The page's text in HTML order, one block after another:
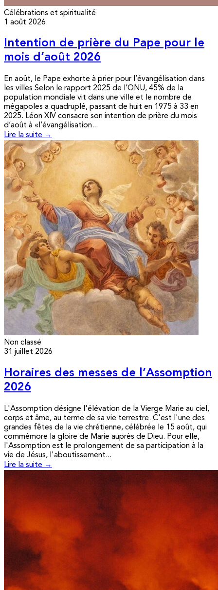
Célébrations et spiritualité
1 août 2026
Intention de prière du Pape pour le
mois d’août 2026
En août, le Pape exhorte à prier pour l’évangélisation dans
les villes Selon le rapport 2025 de l’ONU, 45% de la
population mondiale vit dans une ville et le nombre de
mégapoles a quadruplé, passant de huit en 1975 à 33 en
2025. Léon XIV consacre son intention de prière du mois
d’août à «l’évangélisation...
Lire la suite →
Non classé
31 juillet 2026
Horaires des messes de l’Assomption
2026
L'Assomption désigne l'élévation de la Vierge Marie au ciel,
corps et âme, au terme de sa vie terrestre. C'est l'une des
grandes fêtes de la vie chrétienne, célébrée le 15 août, qui
commémore la gloire de Marie auprès de Dieu. Pour elle,
l'Assomption est le prolongement de sa participation à la
vie de Jésus, l'aboutissement...
Lire la suite →